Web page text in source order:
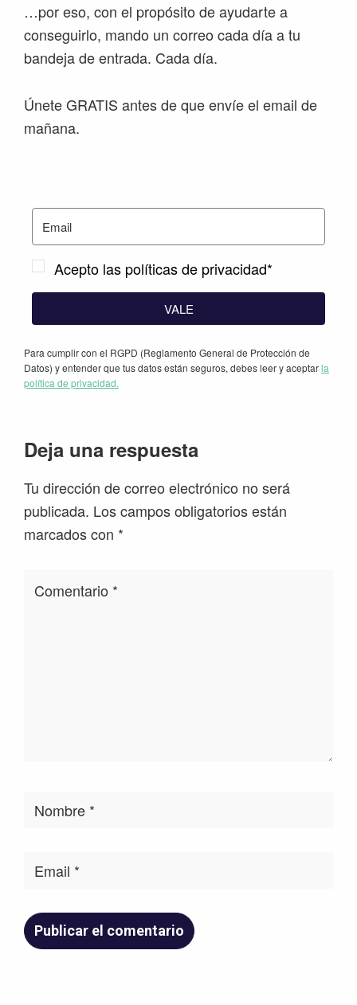
…por eso, con el propósito de ayudarte a
conseguirlo, mando un correo cada día a tu
bandeja de entrada. Cada día.
Únete GRATIS antes de que envíe el email de
mañana.
Acepto las políticas de privacidad*
VALE
Para cumplir con el RGPD (Reglamento General de Protección de
Datos) y entender que tus datos están seguros, debes leer y aceptarla
política de privacidad.
Interacciones
los
lectores
Deja una respuesta
Tu dirección de correo electrónico no será
publicada. Los campos obligatorios están
marcados con *